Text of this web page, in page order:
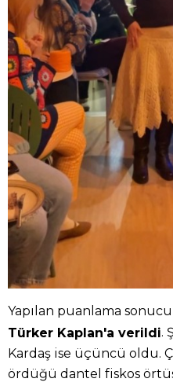
Yapılan puanlama
Türker Kaplan'a verildi.
Kardaş ise üçüncü oldu.
ördüğü dantel fiskos